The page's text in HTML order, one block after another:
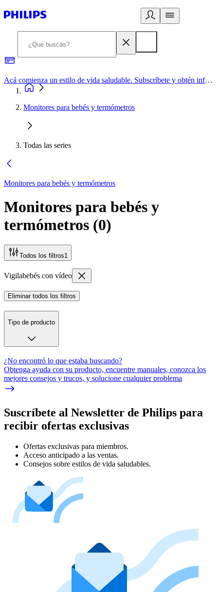
Acá comienza un estilo de vida saludable. Subscríbete y obtén información de primera mano
Monitores para bebés y termómetros
Todas las series
Monitores para bebés y termómetros
Monitores para bebés y
termómetros (0)
Todos los filtros1
Vigilabebés con vídeo
Eliminar todos los filtros
Tipo de producto
¿No encontró lo que estaba buscando?
Obtenga ayuda con su producto, encuentre manuales, conozca los
mejores consejos y trucos, y solucione cualquier problema
Suscríbete al Newsletter de Philips para
recibir ofertas exclusivas
Ofertas exclusivas para miembros.
Acceso anticipado a las ventas.
Consejos sobre estilos de vida saludables.